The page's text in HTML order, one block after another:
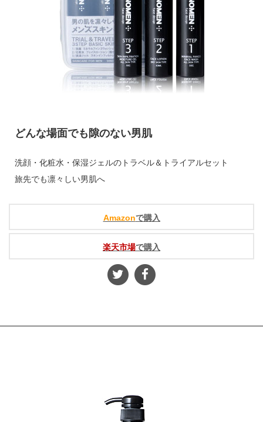
どんな場面でも隙のない男肌
洗顔・化粧水・保湿ジェルのトラベル＆トライアルセット
旅先でも凛々しい男肌へ
Amazonで購入
楽天市場で購入